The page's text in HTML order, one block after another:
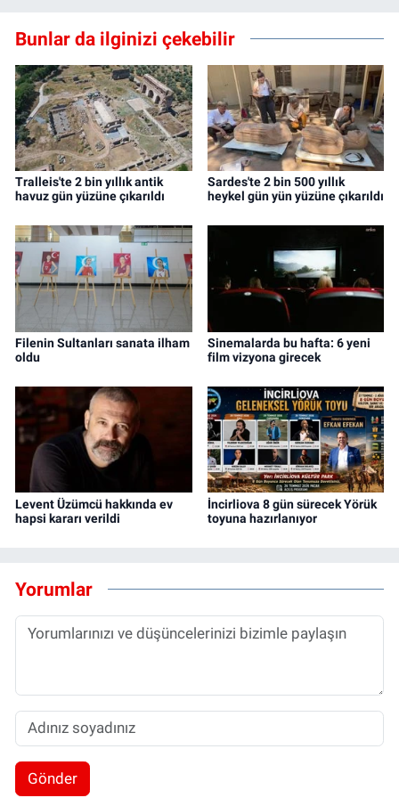
Bunlar da ilginizi çekebilir
Tralleis'te 2 bin yıllık antik
havuz gün yüzüne çıkarıldı
Sardes'te 2 bin 500 yıllık
heykel gün yün yüzüne çıkarıldı
Filenin Sultanları sanata ilham
oldu
Sinemalarda bu hafta: 6 yeni
film vizyona girecek
Levent Üzümcü hakkında ev
hapsi kararı verildi
İncirliova 8 gün sürecek Yörük
toyuna hazırlanıyor
Yorumlar
Gönder